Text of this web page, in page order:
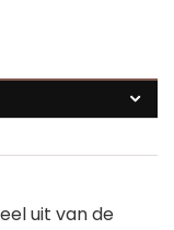
uit van de